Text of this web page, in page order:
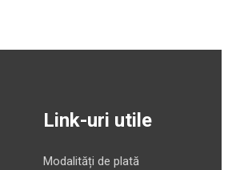
Link-uri utile
Modalități de plată